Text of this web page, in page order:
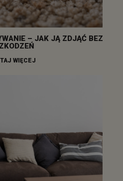
– JAK JĄ ZDJĄĆ BEZ
WIĘCEJ